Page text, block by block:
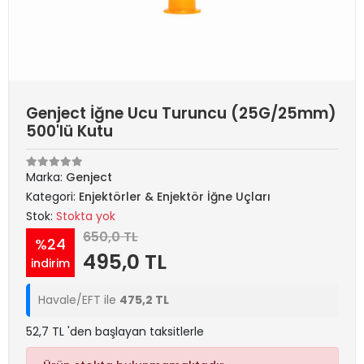
Genject İğne Ucu Turuncu (25G/25mm)
500'lü Kutu
Marka: Genject
Kategori: Enjektörler & Enjektör İğne Uçları
Stok: Stokta yok
%24
indirim
650,0 TL
495,0 TL
Havale/EFT ile 475,2 TL
52,7 TL 'den başlayan taksitlerle